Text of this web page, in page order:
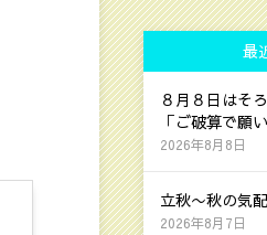
最
８月８日はそ
「ご破算で願
2026年8月8日
立秋〜秋の気
2026年8月7日